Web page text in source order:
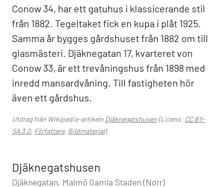
Conow 34, har ett gatuhus i klassicerande stil
från 1882. Tegeltaket fick en kupa i plåt 1925.
Samma år bygges gårdshuset från 1882 om till
glasmästeri. Djäknegatan 17, kvarteret von
Conow 33, är ett trevåningshus från 1898 med
inredd mansardvåning. Till fastigheten hör
även ett gårdshus.
Utdrag från Wikipedia-artikeln Djäknegatshusen(Licens: CC BY-
SA 3.0, Författare, Bildmaterial).
Djäknegatshusen
Djäknegatan, Malmö Gamla Staden (Norr)